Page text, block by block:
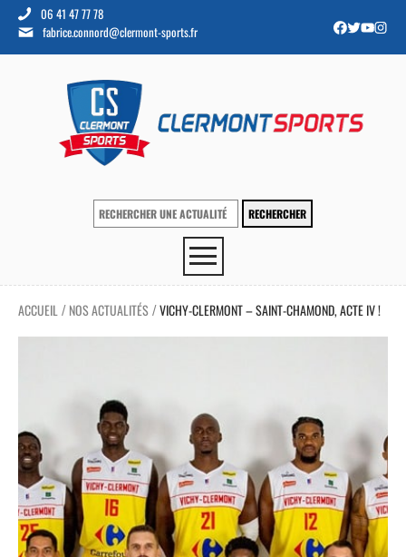
06 41 47 77 78
fabrice.connord@clermont-sports.fr
ACCUEIL / NOS ACTUALITÉS /VICHY-CLERMONT – SAINT-CHAMOND, ACTE IV !